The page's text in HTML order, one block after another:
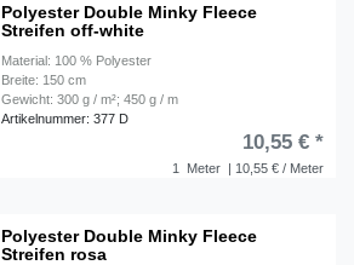
Polyester Double Minky Fleece
Streifen off-white
Material: 100 % Polyester
Breite: 150 cm
Gewicht: 300 g / m²; 450 g / m
Artikelnummer: 377 D
1 Meter | 10,55 € / Meter
10,55 € *
Polyester Double Minky Fleece
Streifen rosa